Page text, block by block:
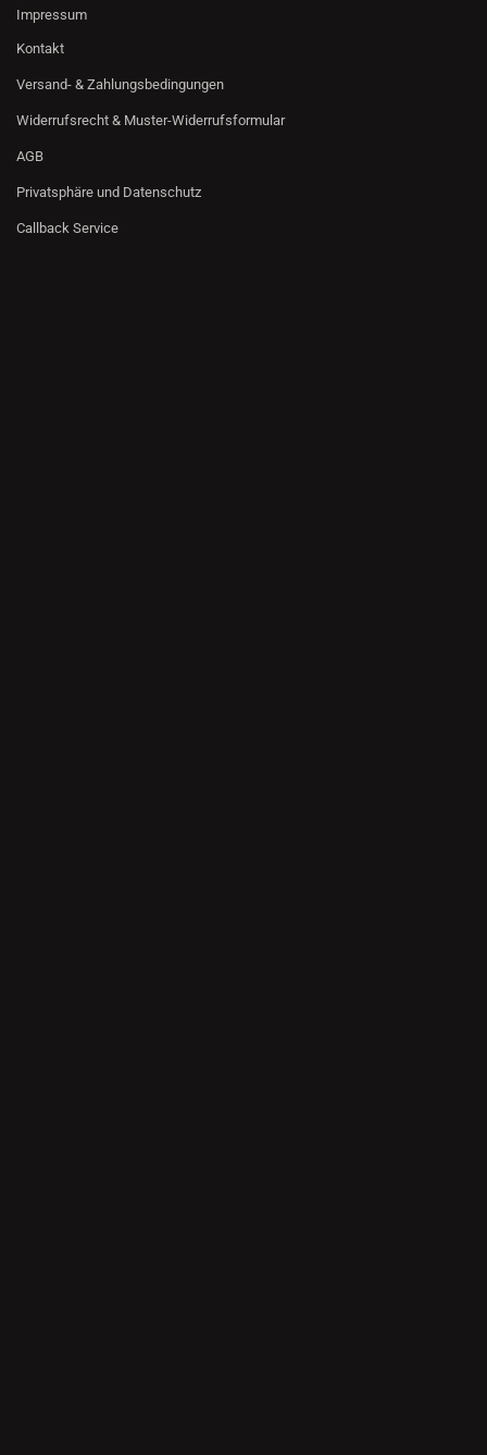
Impressum
Kontakt
Versand- & Zahlungsbedingungen
Widerrufsrecht & Muster-Widerrufsformular
AGB
Privatsphäre und Datenschutz
Callback Service